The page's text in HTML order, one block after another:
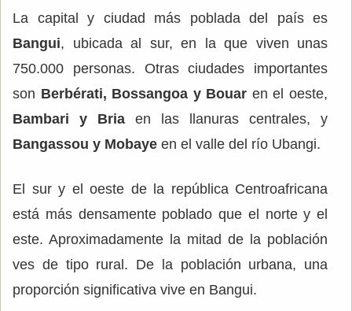
La capital y ciudad más poblada del país es
Bangui, ubicada al sur, en la que viven unas
750.000 personas. Otras ciudades importantes
son Berbérati, Bossangoa y Bouar en el oeste,
Bambari y Bria en las llanuras centrales, y
Bangassou y Mobaye en el valle del río Ubangi.
El sur y el oeste de la república Centroafricana
está más densamente poblado que el norte y el
este. Aproximadamente la mitad de la población
ves de tipo rural. De la población urbana, una
proporción significativa vive en Bangui.